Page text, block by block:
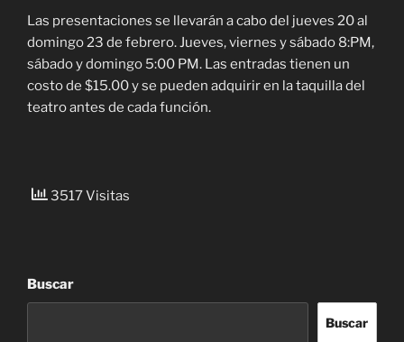
Las presentaciones se llevarán a cabo del jueves 20 al
domingo 23 de febrero. Jueves, viernes y sábado 8:PM,
sábado y domingo 5:00 PM. Las entradas tienen un
costo de $15.00 y se pueden adquirir en la taquilla del
teatro antes de cada función.
3517 Visitas
Buscar
Buscar